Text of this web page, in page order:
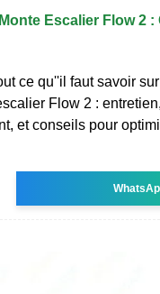
Escalier Flow 2 :
ce qu''il faut savoir
Flow 2 : entretien,
et conseils pour